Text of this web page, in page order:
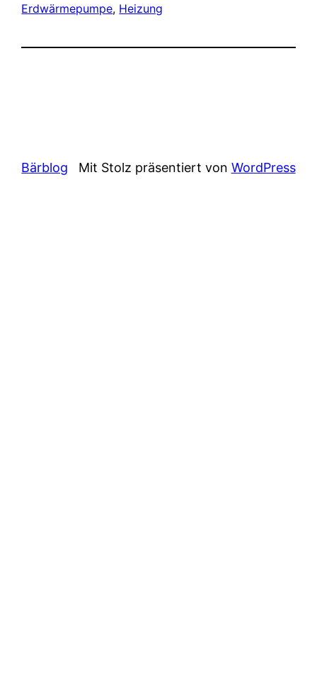
Erdwärmepumpe, Heizung
Bärblog Mit Stolz präsentiert von WordPress